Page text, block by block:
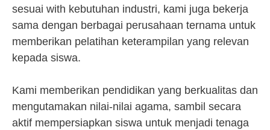
sesuai with kebutuhan industri, kami juga bekerja
sama dengan berbagai perusahaan ternama untuk
memberikan pelatihan keterampilan yang relevan
kepada siswa.
Kami memberikan pendidikan yang berkualitas dan
mengutamakan nilai-nilai agama, sambil secara
aktif mempersiapkan siswa untuk menjadi tenaga